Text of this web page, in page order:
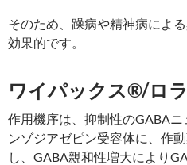
そのため、躁病や精神病によ
効果的です。
ワイパックス®/ロ
作用機序は、抑制性のGABA
ンゾジアゼピン受容体に、作
し、GABA親和性増大により